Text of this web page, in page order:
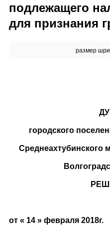
подлежащего
для признания
размер
городского
Среднеахтубинского
от « 14 » февраля